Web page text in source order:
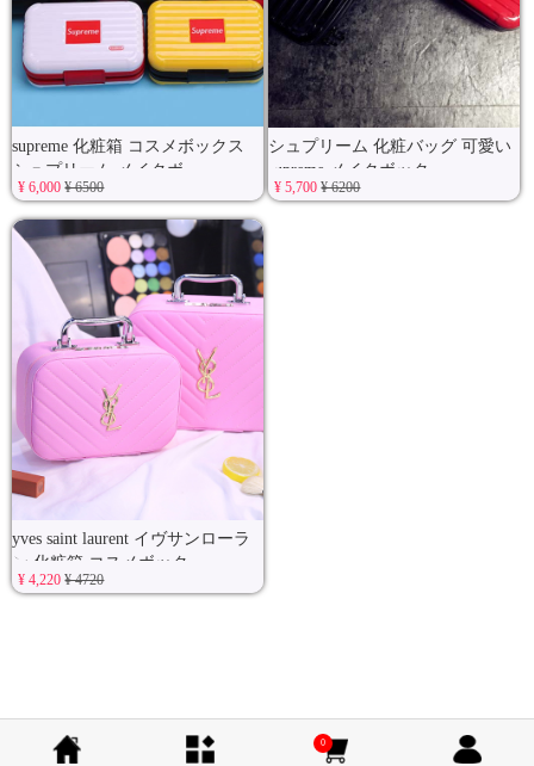
supreme 化粧箱 コスメボックス
シュプリーム メイクボ
¥ 6,000¥ 6500
シュプリーム 化粧バッグ 可愛い
supreme メイクボック
¥ 5,700¥ 6200
yves saint laurent イヴサンローラ
ン 化粧箱 コスメボック
¥ 4,220¥ 4720
0